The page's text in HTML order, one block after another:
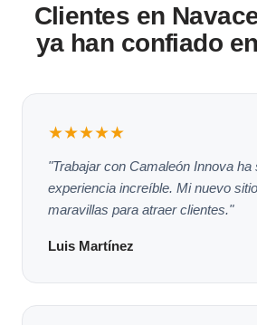
Clientes en
ya han confiado
★★★★★
"Trabajar con Camaleón Innova ha
experiencia increíble. Mi nuevo
maravillas para atraer clientes."
Luis Martínez